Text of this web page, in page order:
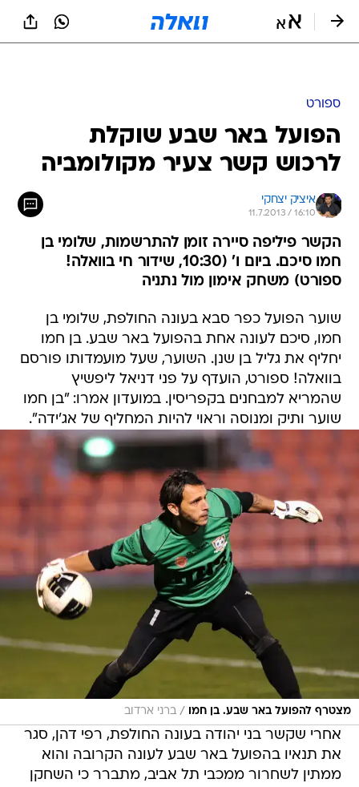
ספורט
הפועל באר שבע שוקלת
לרכוש קשר צעיר מקולומביה
איציק יצחקי
11.7.2013 / 16:10
הקשר פיליפה סיירה זומן להתרשמות, שלומי בן
חמו סיכם. ביום ו' (10:30, שידור חי בוואלה!
ספורט) משחק אימון מול נתניה
שוער הפועל כפר סבא בעונה החולפת, שלומי בן
חמו, סיכם לעונה אחת בהפועל באר שבע. בן חמו
יחליף את גליל בן שנן. השוער, שעל מועמדותו פורסם
בוואלה! ספורט, הועדף על פני דניאל ליפשיץ
שהמריא למבחנים בקפריסין. במועדון אמרו: "בן חמו
שוער ותיק ומנוסה וראוי להיות המחליף של אג'ידה".
מצטרף להפועל באר שבע. בן חמו / ברני ארדוב
אחרי שקשר בני יהודה בעונה החולפת, רפי דהן, סגר
את תנאיו בהפועל באר שבע לעונה הקרובה והוא
ממתין לשחרור ממכבי תל אביב, מתברר כי השחקן